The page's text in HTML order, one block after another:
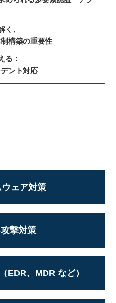
く、
構築の重要性
る：
ント対応
ウェア対策
撃対策
EDR、MDR など）